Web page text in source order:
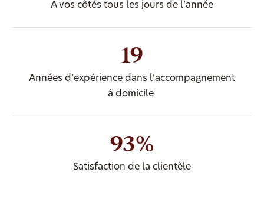
À vos côtés tous les jours de l’année
19
Années d’expérience dans l’accompagnement
à domicile
93%
Satisfaction de la clientèle